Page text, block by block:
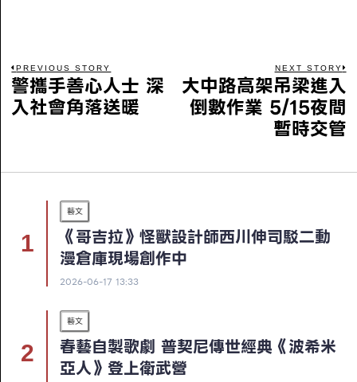
PREVIOUS STORY
警攜手善心人士 深
入社會角落送暖
NEXT STORY
大中路高架吊梁進入
倒數作業 5/15夜間
暫時交管
藝文
《哥吉拉》怪獸設計師西川伸司駁二動
漫倉庫現場創作中
2026-06-17 13:33
藝文
春藝自製歌劇 普契尼傳世經典《波希米
亞人》登上衛武營